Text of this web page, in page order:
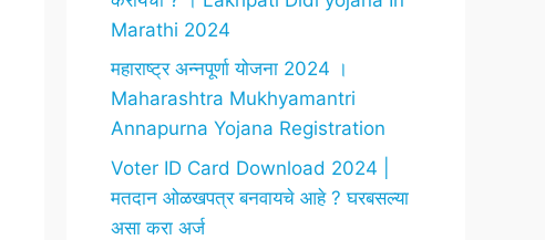
Marathi 2024
महाराष्ट्र अन्नपूर्णा योजना 2024 ।
Maharashtra Mukhyamantri
Annapurna Yojana Registration
Voter ID Card Download 2024 |
मतदान ओळखपत्र बनवायचे आहे ? घरबसल्या
असा करा अर्ज